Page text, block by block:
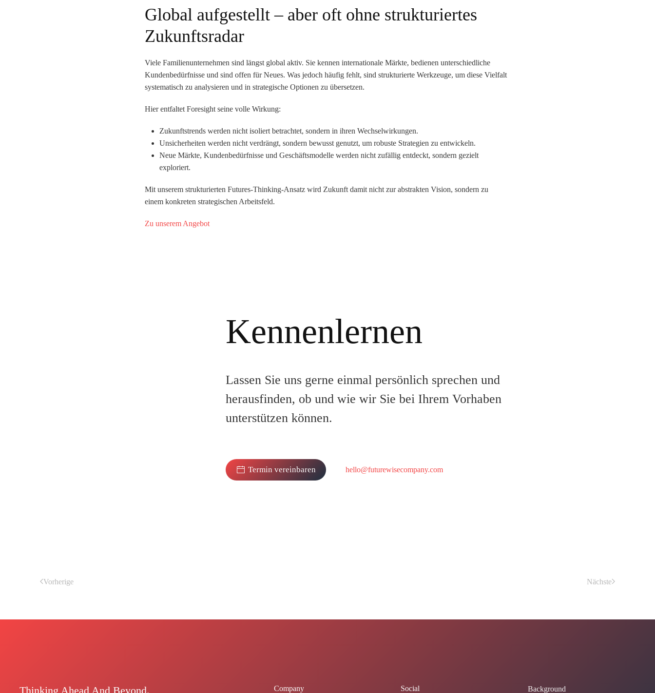
Global aufgestellt – aber oft ohne strukturiertes
Zukunftsradar
Viele Familienunternehmen sind längst global aktiv. Sie kennen internationale Märkte, bedienen unterschiedliche
Kundenbedürfnisse und sind offen für Neues. Was jedoch häufig fehlt, sind strukturierte Werkzeuge, um diese Vielfalt
systematisch zu analysieren und in strategische Optionen zu übersetzen.
Hier entfaltet Foresight seine volle Wirkung:
Zukunftstrends werden nicht isoliert betrachtet, sondern in ihren Wechselwirkungen.
Unsicherheiten werden nicht verdrängt, sondern bewusst genutzt, um robuste Strategien zu entwickeln.
Neue Märkte, Kundenbedürfnisse und Geschäftsmodelle werden nicht zufällig entdeckt, sondern gezielt
exploriert.
Mit unserem strukturierten Futures-Thinking-Ansatz wird Zukunft damit nicht zur abstrakten Vision, sondern zu
einem konkreten strategischen Arbeitsfeld.
Zu unserem Angebot
Kennenlernen
Lassen Sie uns gerne einmal persönlich sprechen und
herausfinden, ob und wie wir Sie bei Ihrem Vorhaben
unterstützen können.
Termin vereinbaren hello@futurewisecompany.com
Vorherige Nächste
Thinking Ahead And Beyond. Company Social Background